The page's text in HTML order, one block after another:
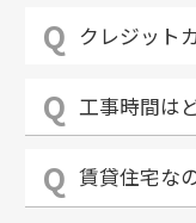
クレジット
工事時間は
賃貸住宅な